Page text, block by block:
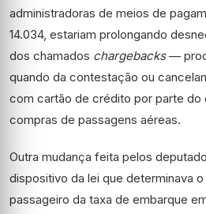
administradoras de meios de
14.034, estariam prolongando
dos chamados chargebacks—
quando da contestação ou
com cartão de crédito por parte do
compras de passagens aéreas.
Outra mudança feita pelos
dispositivo da lei que determinava
passageiro da taxa de embarque